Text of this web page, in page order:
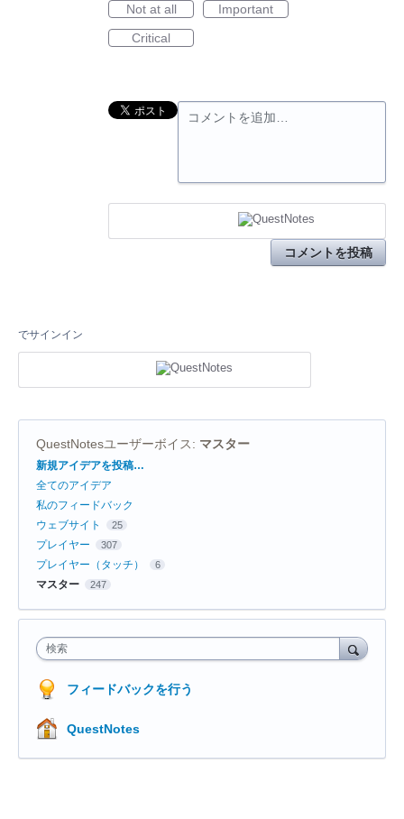
Not at all
Important
Critical
コメントを追加…
コメントを投稿
でサインイン
QuestNotesユーザーボイス: マスター
カ
ゴ
リ
新規アイデアを投稿…
全てのアイデア
私のフィードバック
ウェブサイト
25
プレイヤー 307
プレイヤー（タッチ） 6
マスター 247
検索
フィードバックを行う
QuestNotes